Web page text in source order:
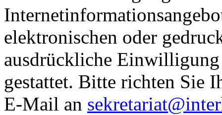
elektronischen oder
ausdrückliche
gestattet. Bitte richten Sie
E-Mail an